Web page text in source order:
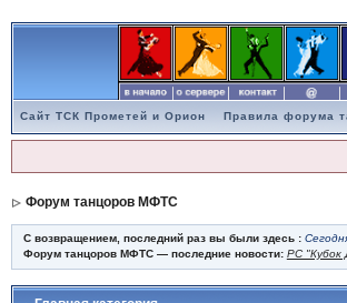
Сайт ТСК Прометей и Орион Правила форума
Форум танцоров МФТС
С возвращением, последний раз вы были здесь :
Форум танцоров МФТС — последние новости: РС "Кубок